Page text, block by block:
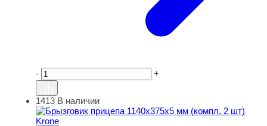
- +
Брызговик прицепа 1140х375х5 мм (компл. 2 шт) Krone
1413 В наличии